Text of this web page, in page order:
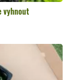
vyhnout